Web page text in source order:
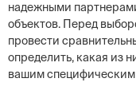
надежными
объектов. Перед
провести
определить, какая из
вашим специфическим